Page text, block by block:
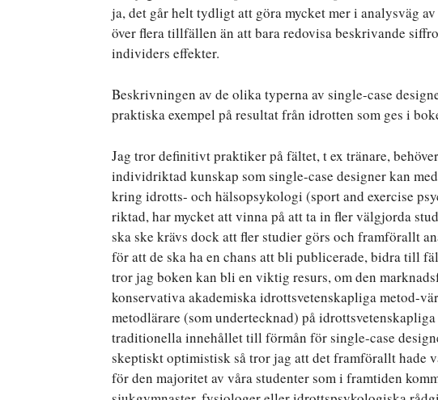
ja, det går helt tydligt att göra mycket mer i analysväg
över flera tillfällen än att bara redovisa beskrivande
individers effekter.
Beskrivningen av de olika typerna av single-case
praktiska exempel på resultat från idrotten som ges i
Jag tror definitivt praktiker på fältet, t ex tränare,
individriktad kunskap som single-case designer kan
kring idrotts- och hälsopsykologi (sport and exercise
riktad, har mycket att vinna på att ta in fler välgjorda
ska ske krävs dock att fler studier görs och framförallt
för att de ska ha en chans att bli publicerade, bidra till
tror jag boken kan bli en viktig resurs, om den
konservativa akademiska idrottsvetenskapliga metod-
metodlärare (som undertecknad) på
traditionella innehållet till förmån för single-case
skeptiskt optimistisk så tror jag att det framförallt hade
för den majoritet av våra studenter som i framtiden